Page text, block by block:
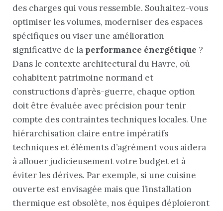
des charges qui vous ressemble. Souhaitez-vous
optimiser les volumes, moderniser des espaces
spécifiques ou viser une amélioration
significative de la performance énergétique ?
Dans le contexte architectural du Havre, où
cohabitent patrimoine normand et
constructions d’après-guerre, chaque option
doit être évaluée avec précision pour tenir
compte des contraintes techniques locales. Une
hiérarchisation claire entre impératifs
techniques et éléments d’agrément vous aidera
à allouer judicieusement votre budget et à
éviter les dérives. Par exemple, si une cuisine
ouverte est envisagée mais que l’installation
thermique est obsolète, nos équipes déploieront